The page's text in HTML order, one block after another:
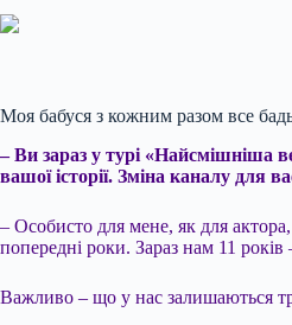
Моя бабуся з кожним разом все
– Ви зараз у турі «Найсмішніша
вашої історії. Зміна каналу для
– Особисто для мене, як для
попередні роки. Зараз нам 11 років
Важливо – що у нас залишаються